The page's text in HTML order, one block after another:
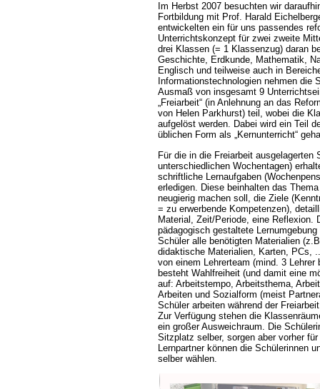
Im Herbst 2007 besuchten wir
Fortbildung mit Prof. Harald
entwickelten ein für uns passendes
Unterrichtskonzept für zwei zweite
drei Klassen (= 1 Klassenzug) daran
Geschichte, Erdkunde, Mathematik,
Englisch und teilweise auch in
Informationstechnologien nehmen die
Ausmaß von insgesamt 9
Freiarbeit“ (in Anlehnung an das
von Helen Parkhurst) teil, wobei die
aufgelöst werden. Dabei wird ein Teil
üblichen Form als „Kernunterricht“
Für die in die Freiarbeit ausgelagerten
unterschiedlichen Wochentagen)
schriftliche Lernaufgaben
erledigen. Diese beinhalten das
neugierig machen soll, die Ziele
= zu erwerbende Kompetenzen),
Material, Zeit/Periode, eine Reflexion.
pädagogisch gestaltete
Schüler alle benötigten Materialien
didaktische Materialien, Karten, PCs,
von einem Lehrerteam (mind. 3
besteht Wahlfreiheit (und damit eine
auf: Arbeitstempo, Arbeitsthema,
Arbeiten und Sozialform (meist
Schüler arbeiten während der
Zur Verfügung stehen die
ein großer Ausweichraum. Die
Sitzplatz selber, sorgen aber vorher
Lernpartner können die Schülerinnen
selber wählen.